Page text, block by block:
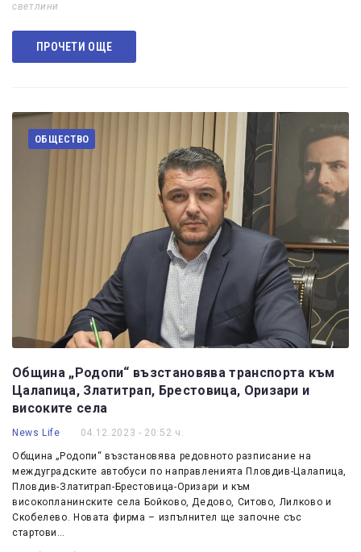
светлини
ПРОЧЕТИ ОЩЕ
ОБЩЕСТВО
Община „Родопи“ възстановява транспорта към
Цалапица, Златитрап, Брестовица, Оризари и
високите села
News Life 04.12.2023 - 20:52 ч.
Община „Родопи“ възстановява редовното разписание на
междуградските автобуси по направленията Пловдив-Цалапица,
Пловдив-Златитрап-Брестовица-Оризари и към
високопланинските села Бойково, Дедово, Ситово, Лилково и
Скобелево. Новата фирма – изпълнител ще започне със
стартови…